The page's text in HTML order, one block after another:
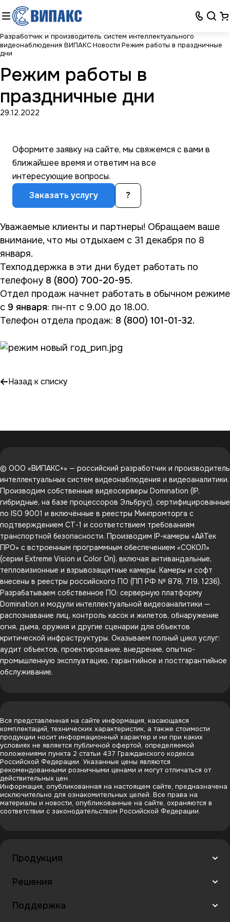
Разработчик и производитель систем интеллектуального
видеонаблюдения ВИПАКСНовости Режим работы в праздничные
дни
Режим работы в
праздничные дни
29.12.2022
Оформите заявку на сайте, мы свяжемся с вами в
ближайшее время и ответим на все
интересующие вопросы.
Заказать услугу
?
Уважаемые клиенты и партнеры! Обращаем ваше
внимание, что мы отдыхаем с 31 декабря по 8
января.
Техподдержка в эти дни будет работать по
телефону 8 (800) 700-20-95.
Отдел продаж начнет работать в обычном режиме
с 9 января: пн-пт с 9.00 до 18.00.
Телефон отдела продаж: 8 (800) 101-01-32.
Назад к списку
© ООО «ВИПАКС+» — российский разработчик и производитель
интеллектуальных систем видеонаблюдения и видеоаналитики.
Производим собственные видеосерверы Domination (IP,
гибридные, на базе процессоров Эльбрус), сертифицированные
по ISO 9001 и включённые в реестры Минпромторга с
подтверждением СТ-1 и соответствием требованиям
транспортной безопасности. Производим IP-камеры «АйТек
ПРО» с встроенным программным обеспечением «СОКОЛ»
(серии Extreme Vision и Color On), включая антивандальные,
тепловизионные и взрывозащитные камеры. Камеры и софт
внесены в реестры российского ПО (ПП РФ № 878, 719, 1236).
Разрабатываем собственное ПО: серверную платформу
Domination и модули интеллектуальной видеоаналитики —
распознавание лиц, контроль касок и жилетов, обнаружение
огня, дыма, оружия и другие сценарии для объектов
критической инфраструктуры. Оказываем полный цикл услуг:
аудит объектов, проектирование, внедрение, опытно-
промышленную эксплуатацию, гарантийное и постгарантийное
обслуживание.
Вся представленная на сайте информация, касающаяся
комплектаций, технических характеристик, а также стоимости
продукции носит информационный характер и ни при каких
условиях не является публичной офертой, определяемой
положениями пункта 2 статьи 437 Гражданского кодекса
Российской Федерации. Указанные цены являются
рекомендованными розничными ценами и могут отличаться от
действительных цен.
Информация, опубликованная на настоящем сайте, предназначена
исключительно для ознакомительных целей. Все права на
материалы и новости, опубликованные на сайте, охраняются в
соответствии с законодательством Российской Федерации.
Продукция
Решения
Поддержка